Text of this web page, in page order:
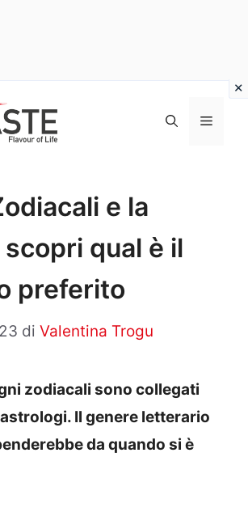
Menu
e la
qual è il
preferito
di Valentina Trogu
zodiacali sono collegati
Il genere letterario
da quando si è